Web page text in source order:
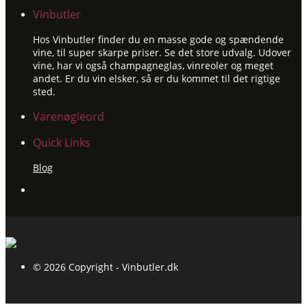
Vinbutler
Hos Vinbutler finder du en masse gode og spændende
vine, til super skarpe priser. Se det store udvalg. Udover
vine, har vi også champagneglas, vinreoler og meget
andet. Er du vin elsker, så er du kommet til det rigtige
sted.
Varenøgleord
Quick Links
Blog
© 2026 Copyright - Vinbutler.dk